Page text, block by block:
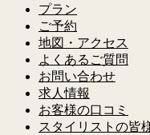
プラン
ご予約
地図・アクセス
よくあるご質問
お問い合わせ
求人情報
お客様の口コミ
スタイリストの皆